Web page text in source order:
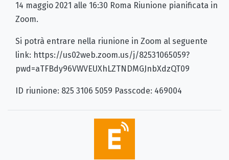
14 maggio 2021 alle 16:30 Roma Riunione pianificata in
Zoom.
Si potrà entrare nella riunione in Zoom al seguente
link: https://us02web.zoom.us/j/82531065059?
pwd=aTFBdy96VWVEUXhLZTNDMGJnbXdzQT09
ID riunione: 825 3106 5059 Passcode: 469004